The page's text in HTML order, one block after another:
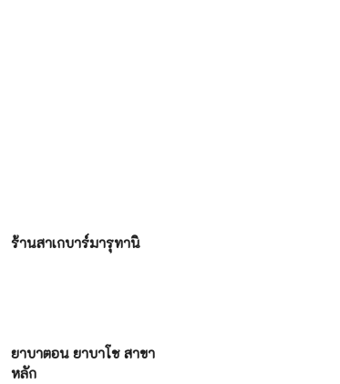
ร้านสาเกบาร์มารุทานิ
ยาบาตอน ยาบาโช สาขา
หลัก